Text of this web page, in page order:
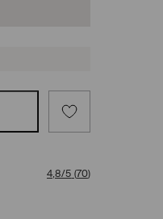
4,8/5 (70)